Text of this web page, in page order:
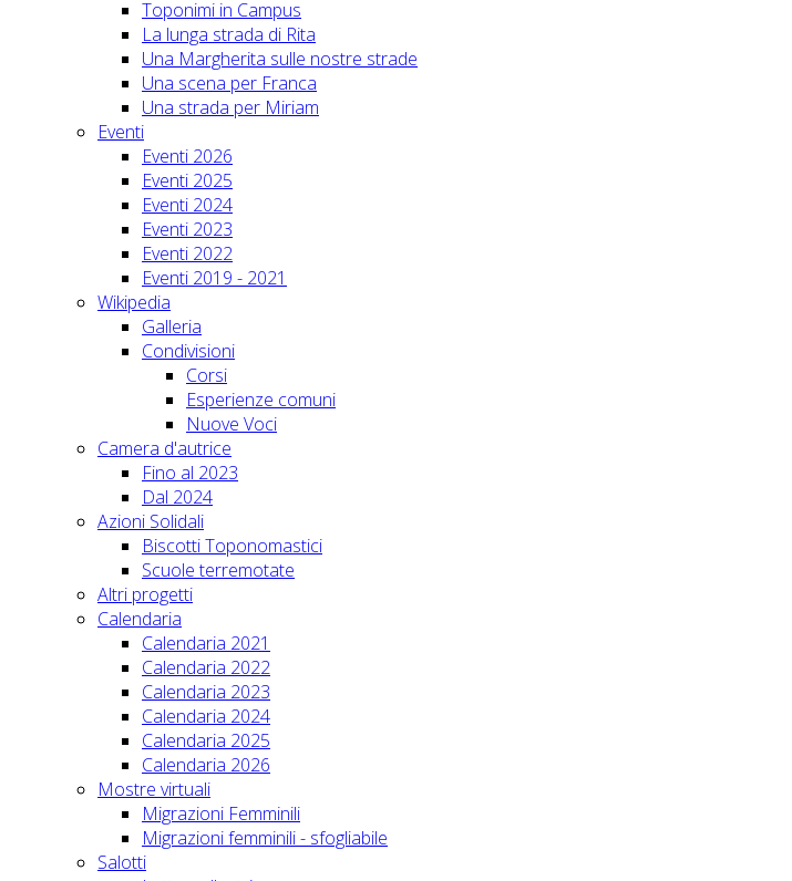
Toponimi in Campus
La lunga strada di Rita
Una Margherita sulle nostre strade
Una scena per Franca
Una strada per Miriam
Eventi
Eventi 2026
Eventi 2025
Eventi 2024
Eventi 2023
Eventi 2022
Eventi 2019 - 2021
Wikipedia
Galleria
Condivisioni
Corsi
Esperienze comuni
Nuove Voci
Camera d'autrice
Fino al 2023
Dal 2024
Azioni Solidali
Biscotti Toponomastici
Scuole terremotate
Altri progetti
Calendaria
Calendaria 2021
Calendaria 2022
Calendaria 2023
Calendaria 2024
Calendaria 2025
Calendaria 2026
Mostre virtuali
Migrazioni Femminili
Migrazioni femminili - sfogliabile
Salotti